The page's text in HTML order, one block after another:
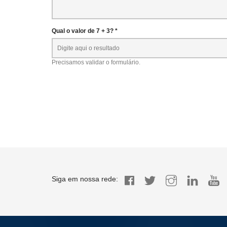
Qual o valor de 7 + 3? *
Precisamos validar o formulário.
Siga em nossa rede: